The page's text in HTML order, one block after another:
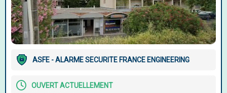
ASFE - ALARME SECURITE FRANCE ENGINEERING
OUVERT ACTUELLEMENT